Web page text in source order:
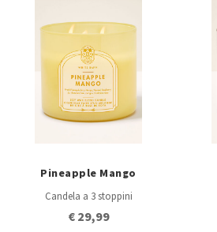
Pineapple Mango
Candela a 3 stoppini
€ 29,99